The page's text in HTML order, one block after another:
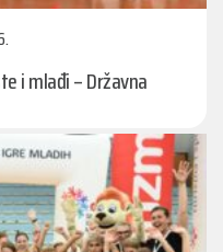
i mlađi – Državna